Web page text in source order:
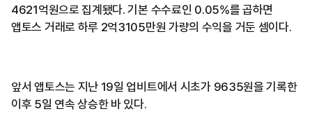
4621억원으로 집계됐다. 기본 수수료인 0.05%를 곱하면
앱토스 거래로 하루 2억3105만원 가량의 수익을 거둔 셈이다.
앞서 앱토스는 지난 19일 업비트에서 시초가 9635원을 기록한
이후 5일 연속 상승한 바 있다.